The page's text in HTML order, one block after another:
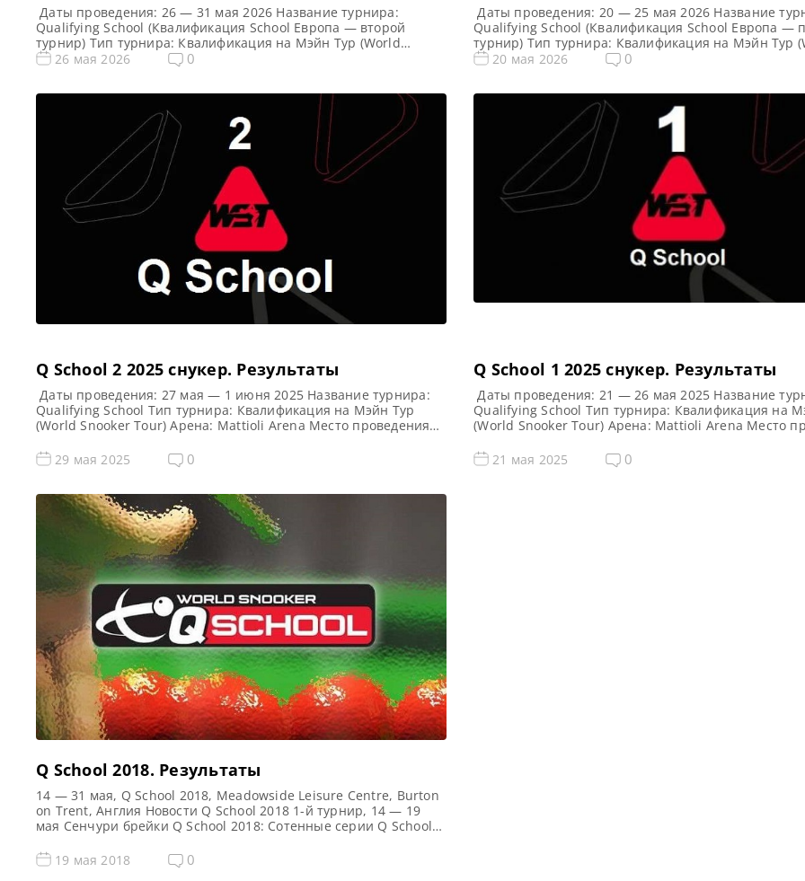
Даты проведения: 26 — 31 мая 2026 Название турнира:
Qualifying School (Квалификация School Европа — второй
турнир) Тип турнира: Квалификация на Мэйн Тур (World
Snooker Tour) Арена: Mattioli Arena Место проведения
карт World Snooker Tour, а финалисты (ПОБЕДИТЕЛИ) каждого
26 мая 2026 0
Даты проведения: 20 — 25 мая 2026 Название
Qualifying School (Квалификация School Европа —
турнир) Тип турнира: Квалификация на Мэйн Тур
Snooker Tour) Арена: Mattioli Arena Место
карт World Snooker Tour, а финалисты
20 мая 2026 0
Q School 2 2025 cнукер. Результаты
Даты проведения: 27 мая — 1 июня 2025 Название турнира:
Qualifying School Тип турнира: Квалификация на Мэйн Тур
(World Snooker Tour) Арена: Mattioli Arena Место проведения
Великобритания Примечание: Всего будет разыграно восемь
карт World Snooker Tour, а финалисты (ПОБЕДИТЕЛИ) каждого
29 мая 2025 0
Q School 1 2025 cнукер. Результаты
Даты проведения: 21 — 26 мая 2025 Название
Qualifying School Тип турнира: Квалификация на
(World Snooker Tour) Арена: Mattioli Arena Место
Великобритания Примечание: Всего будет
карт World Snooker Tour, а финалисты
21 мая 2025 0
Q School 2018. Результаты
14 — 31 мая, Q School 2018, Meadowside Leisure Centre, Burton
on Trent, Англия Новости Q School 2018 1-й турнир, 14 — 19
мая Сенчури брейки Q School 2018: Cотенные серии Q School
114Хаммад Миах — 101, 118Джордан Браун — 118Haydon
Pinhey […]
19 мая 2018 0